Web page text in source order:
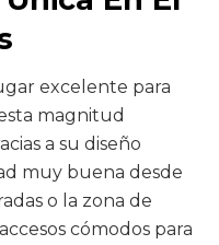
excelente para
magnitud
a su diseño
muy buena desde
o la zona de
cómodos para